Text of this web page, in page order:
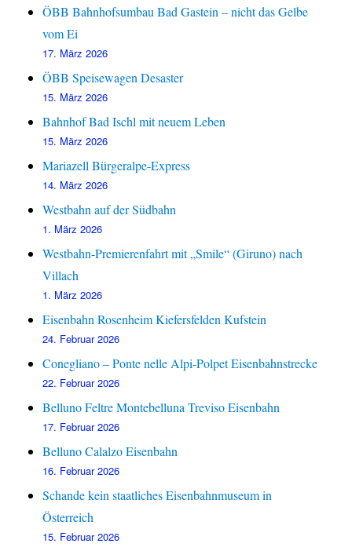
ÖBB Bahnhofsumbau Bad Gastein – nicht das Gelbe
vom Ei
17. März 2026
ÖBB Speisewagen Desaster
15. März 2026
Bahnhof Bad Ischl mit neuem Leben
15. März 2026
Mariazell Bürgeralpe-Express
14. März 2026
Westbahn auf der Südbahn
1. März 2026
Westbahn-Premierenfahrt mit „Smile“ (Giruno) nach
Villach
1. März 2026
Eisenbahn Rosenheim Kiefersfelden Kufstein
24. Februar 2026
Conegliano – Ponte nelle Alpi-Polpet Eisenbahnstrecke
22. Februar 2026
Belluno Feltre Montebelluna Treviso Eisenbahn
17. Februar 2026
Belluno Calalzo Eisenbahn
16. Februar 2026
Schande kein staatliches Eisenbahnmuseum in
Österreich
15. Februar 2026